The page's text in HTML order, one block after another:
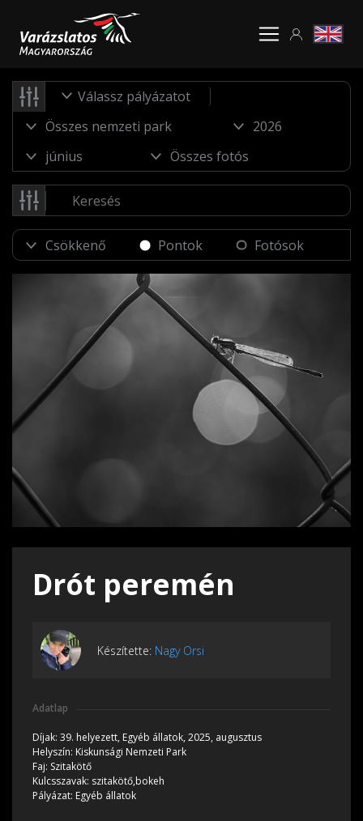
Válassz pályázatot
Pontok Fotósok
Drót peremén
Készítette: Nagy Orsi
Adatlap
Díjak: 39. helyezett, Egyéb állatok, 2025, augusztus
Helyszín: Kiskunsági Nemzeti Park
Faj: Szitakötő
Kulcsszavak: szitakötő,bokeh
Pályázat: Egyéb állatok